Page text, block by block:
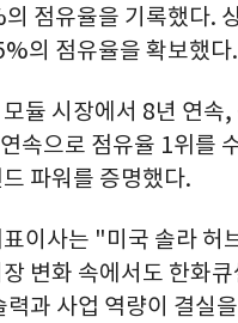
점유율을 기록했다.
의 점유율을 확보했다.
듈 시장에서 8년 연속,
속으로 점유율 1위를
파워를 증명했다.
이사는 "미국 솔라 허
변화 속에서도 한화
과 사업 역량이 결실을